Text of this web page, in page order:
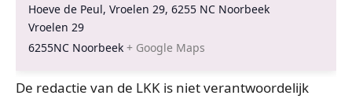
Hoeve de Peul, Vroelen 29, 6255 NC Noorbeek
Vroelen 29
6255NC Noorbeek + Google Maps
De redactie van de LKK is niet verantwoordelijk